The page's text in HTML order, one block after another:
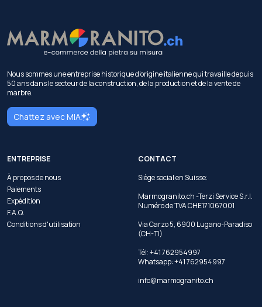
Nous sommes une entreprise historique d'origine italienne qui travaille depuis
50 ans dans le secteur de la construction, de la production et de la vente de
marbre.
Chattez avec MIA
ENTREPRISE
À propos de nous
Paiements
Expédition
F.A.Q.
Conditions d'utilisation
CONTACT
Siège social en Suisse:
Marmogranito.ch -Terzi Service S.r.l.
Numéro de TVA CHE171067001
Via Carzo 5, 6900 Lugano-Paradiso
(CH-TI)
Tél: +41 762954997
Whatsapp:+41 762954997
info@marmogranito.ch